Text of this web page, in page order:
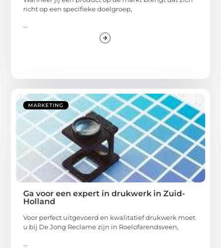
richt op een specifieke doelgroep,
...
MARKETING
Ga voor een expert in drukwerk in Zuid-
Holland
Voor perfect uitgevoerd en kwalitatief drukwerk moet
u bij De Jong Reclame zijn in Roelofarendsveen,
...